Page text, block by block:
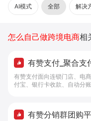
AI模式 全部 解决
怎么自己做跨境电商相
有赞支付_聚合支
解决方案 - 做生
有赞支付面向连锁门店、电
付宝、银行卡收款、自动分
有赞分销群团购